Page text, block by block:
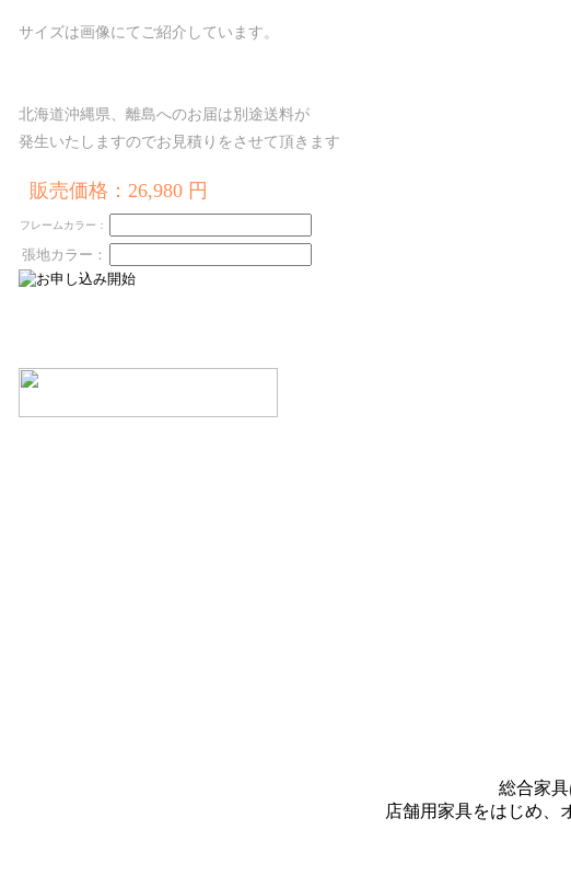
サイズは画像にてご紹介しています。
北海道沖縄県、離島へのお届は別途送料が
発生いたしますのでお見積りをさせて頂きます
販売価格：26,980 円
フレームカラー：
張地カラー：
総合家
店舗用家具をはじめ、